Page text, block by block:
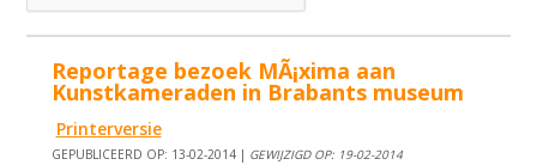
Reportage bezoek MÃ¡xima aan
Kunstkameraden in Brabants museum
Printerversie
GEPUBLICEERD OP: 13-02-2014 | GEWIJZIGD OP: 19-02-2014